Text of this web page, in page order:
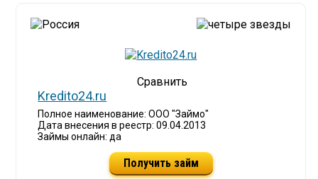
Kredito24.ru
Полное наименование: ООО "Займо"
Дата внесения в реестр: 09.04.2013
Займы онлайн: да
Получить займ